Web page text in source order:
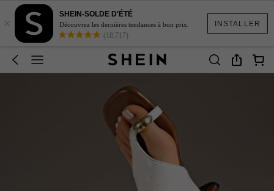
INSTALLER
×
SHEIN-SOLDE D'ÉTÉ
Découvrez les dernières tendances à bon prix.
(18,717)